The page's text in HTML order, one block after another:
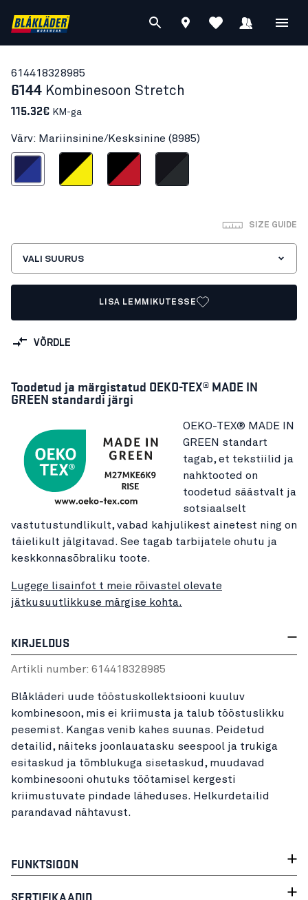
614418328985
6144 Kombinesoon Stretch
115.32€ KM-ga
Värv: Mariinsinine/Kesksinine (8985)
Kesksinine
Must/NeoonkollaneMust/Punane
SIZE GUIDE
VALI SUURUS
LISA LEMMIKUTESSE
VÕRDLE
Toodetud ja märgistatud OEKO-TEX® MADE IN
GREEN standardi järgi
OEKO-TEX® MADE IN
GREEN standart
tagab, et tekstiilid ja
nahktooted on
toodetud säästvalt ja
sotsiaalselt
vastutustundlikult, vabad kahjulikest ainetest ning on
täielikult jälgitavad. See tagab tarbijatele ohutu ja
keskkonnasõbraliku toote.
Lugege lisainfot t meie rõivastel olevate
jätkusuutlikkuse märgise kohta.
KIRJELDUS
Artikli number: 614418328985
Blåkläderi uude tööstuskollektsiooni kuuluv
kombinesoon, mis ei kriimusta ja talub tööstuslikku
pesemist. Kangas venib kahes suunas. Peidetud
detailid, näiteks joonlauatasku seespool ja trukiga
esitaskud ja tõmblukuga sisetaskud, muudavad
kombinesooni ohutuks töötamisel kergesti
kriimustuvate pindade läheduses. Helkurdetailid
parandavad nähtavust.
FUNKTSIOON
SERTIFIKAADID